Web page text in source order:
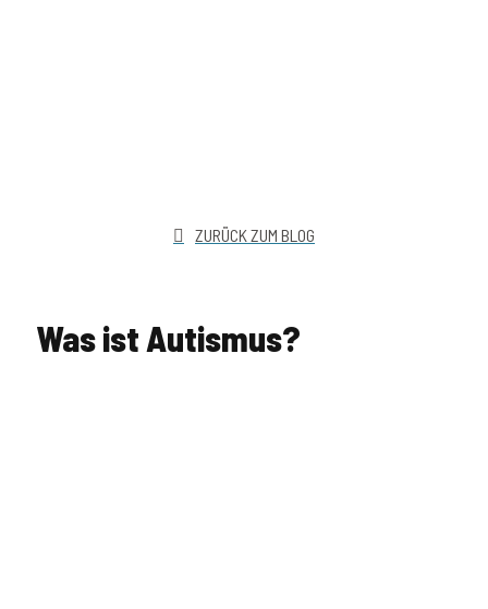
ZURÜCK ZUM BLOG
Was ist Autismus?